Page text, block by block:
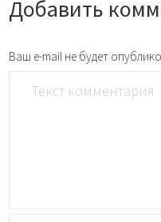
Добавить
Ваш e-mail не будет